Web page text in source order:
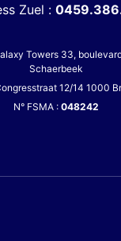
Zuel :
Towers 33,
Schaerbeek
12/14 1000
N° FSMA : 048242